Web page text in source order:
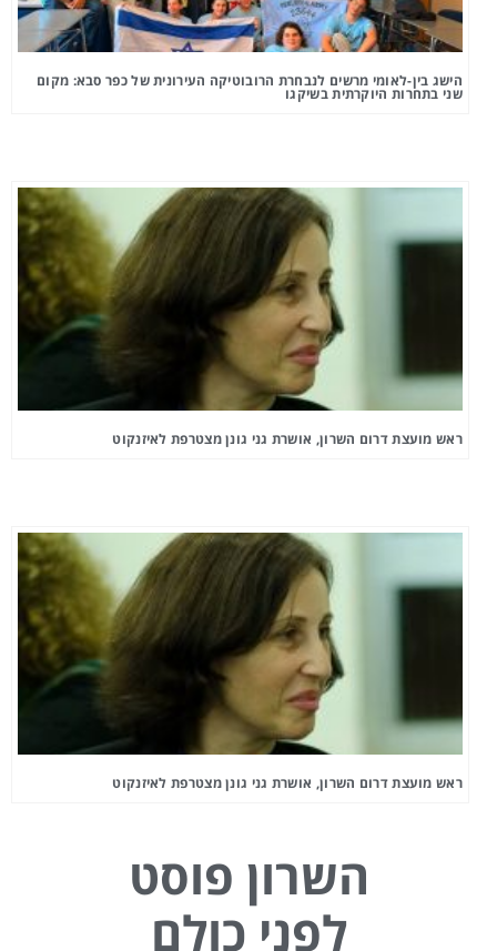
הישג בין-לאומי מרשים לנבחרת הרובוטיקה העירונית של כפר סבא: מקום
שני בתחרות היוקרתית בשיקגו
ראש מועצת דרום השרון, אושרת גני גונן מצטרפת לאיזנקוט
ראש מועצת דרום השרון, אושרת גני גונן מצטרפת לאיזנקוט
השרון פוסט
לפני כולם